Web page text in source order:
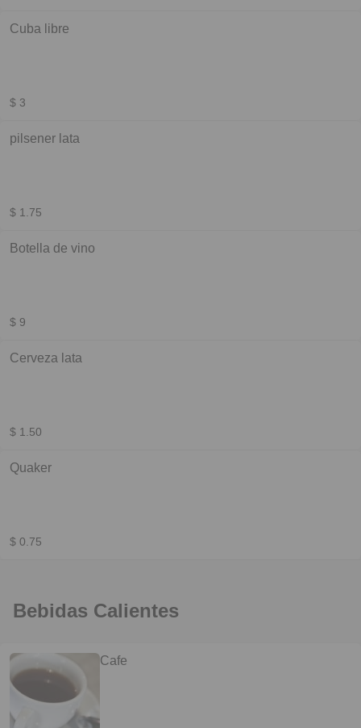
Cuba libre
$ 3
pilsener lata
$ 1.75
Botella de vino
$ 9
Cerveza lata
$ 1.50
Quaker
$ 0.75
Bebidas Calientes
Cafe